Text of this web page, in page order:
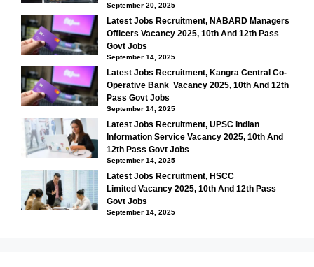
September 20, 2025
Latest Jobs Recruitment, NABARD Managers
Officers Vacancy 2025, 10th And 12th Pass
Govt Jobs
September 14, 2025
Latest Jobs Recruitment, Kangra Central Co-
Operative Bank Vacancy 2025, 10th And 12th
Pass Govt Jobs
September 14, 2025
Latest Jobs Recruitment, UPSC Indian
Information Service Vacancy 2025, 10th And
12th Pass Govt Jobs
September 14, 2025
Latest Jobs Recruitment, HSCC
Limited Vacancy 2025, 10th And 12th Pass
Govt Jobs
September 14, 2025